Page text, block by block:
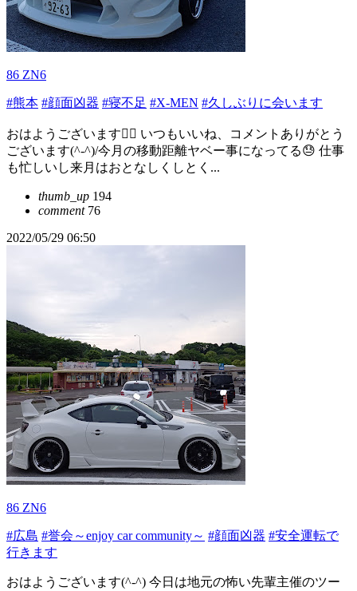
86 ZN6
#熊本 #顔面凶器 #寝不足 #X-MEN #久しぶりに会います
おはようございます🙋‍♂️ いつもいいね、コメントありがとう
ございます(^-^)/今月の移動距離ヤベー事になってる😓 仕事
も忙しいし来月はおとなしくしとく...
thumb_up 194
comment76
2022/05/29 06:50
86 ZN6
#広島 #誉会～enjoy car community～ #顔面凶器 #安全運転で
行きます
おはようございます(^-^) 今日は地元の怖い先輩主催のツー